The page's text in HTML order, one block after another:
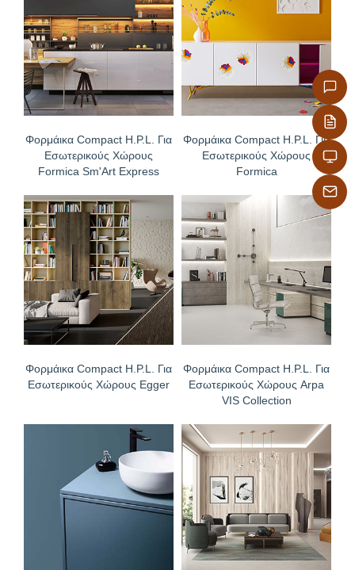
Φορμάικα Compact H.P.L. Για
Εσωτερικούς Χώρους
Formica Sm'Art Express
Φορμάικα Compact H.P.L. Για
Εσωτερικούς Χώρους
Formica
Φορμάικα Compact H.P.L. Για
Εσωτερικούς Χώρους Egger
Φορμάικα Compact H.P.L. Για
Εσωτερικούς Χώρους Arpa
VIS Collection